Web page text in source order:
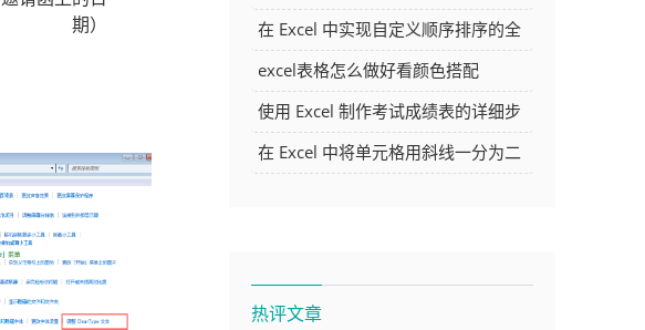
期）
时都显示表头的方法详解
在 Excel 中实现自定义顺序排序的全
面指南
excel表格怎么做好看颜色搭配
使用 Excel 制作考试成绩表的详细步
骤及技巧
在 Excel 中将单元格用斜线一分为二
热评文章